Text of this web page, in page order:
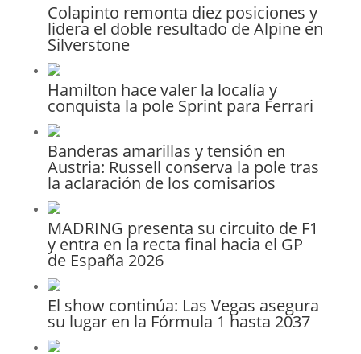
Colapinto remonta diez posiciones y
lidera el doble resultado de Alpine en
Silverstone
Hamilton hace valer la localía y
conquista la pole Sprint para Ferrari
Banderas amarillas y tensión en
Austria: Russell conserva la pole tras
la aclaración de los comisarios
MADRING presenta su circuito de F1
y entra en la recta final hacia el GP
de España 2026
El show continúa: Las Vegas asegura
su lugar en la Fórmula 1 hasta 2037